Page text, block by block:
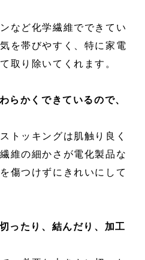
など化学繊維でできてい
を帯びやすく、特に家電
取り除いてくれます。
らかくできているので、
トッキングは肌触り良く
維の細かさが電化製品な
傷つけずにきれいにして
ったり、結んだり、加工